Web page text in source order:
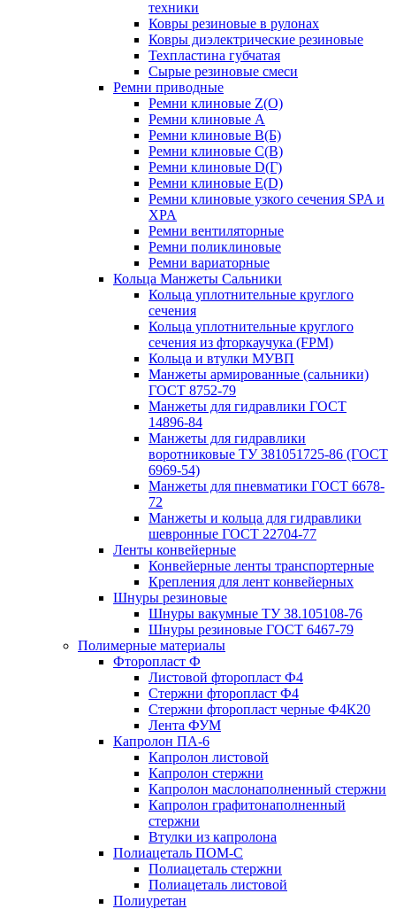
техники
Ковры резиновые в рулонах
Ковры диэлектрические резиновые
Техпластина губчатая
Сырые резиновые смеси
Ремни приводные
Ремни клиновые Z(О)
Ремни клиновые A
Ремни клиновые B(Б)
Ремни клиновые C(В)
Ремни клиновые D(Г)
Ремни клиновые Е(D)
Ремни клиновые узкого сечения SPA и
XPA
Ремни вентиляторные
Ремни поликлиновые
Ремни вариаторные
Кольца Манжеты Сальники
Кольца уплотнительные круглого
сечения
Кольца уплотнительные круглого
сечения из фторкаучука (FPM)
Кольца и втулки МУВП
Манжеты армированные (сальники)
ГОСТ 8752-79
Манжеты для гидравлики ГОСТ
14896-84
Манжеты для гидравлики
воротниковые ТУ 381051725-86 (ГОСТ
6969-54)
Манжеты для пневматики ГОСТ 6678-
72
Манжеты и кольца для гидравлики
шевронные ГОСТ 22704-77
Ленты конвейерные
Конвейерные ленты транспортерные
Крепления для лент конвейерных
Шнуры резиновые
Шнуры вакумные ТУ 38.105108-76
Шнуры резиновые ГОСТ 6467-79
Полимерные материалы
Фторопласт Ф
Листовой фторопласт Ф4
Стержни фторопласт Ф4
Стержни фторопласт черные Ф4К20
Лента ФУМ
Капролон ПА-6
Капролон листовой
Капролон стержни
Капролон маслонаполненный стержни
Капролон графитонаполненный
стержни
Втулки из капролона
Полиацеталь ПОМ-С
Полиацеталь стержни
Полиацеталь листовой
Полиуретан